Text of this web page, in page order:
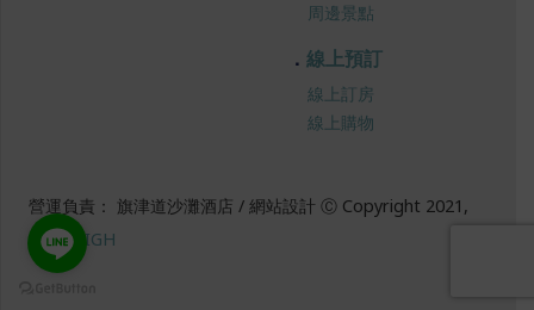
周邊景點
線上預訂
線上訂房
線上購物
營運負責： 旗津道沙灘酒店 / 網站設計 Ⓒ Copyright 2021,
SUREHIGH